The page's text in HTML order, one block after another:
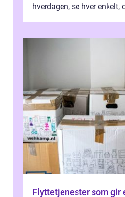
hverdagen, se hver enkelt,
Flyttetjenester som gir